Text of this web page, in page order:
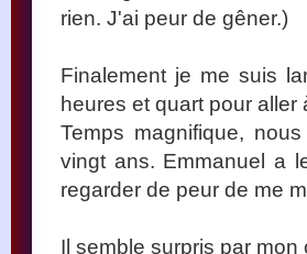
rien. J'ai peur de gêner.)
Finalement je me suis
heures et quart pour aller
Temps magnifique,
vingt ans. Emmanuel a
regarder de peur de me
Il semble surpris par mon